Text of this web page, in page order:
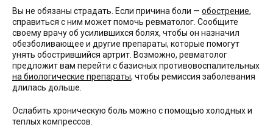
Вы не обязаны страдать. Если причина боли — обострение,
справиться с ним может помочь ревматолог. Сообщите
своему врачу об усилившихся болях, чтобы он назначил
обезболивающее и другие препараты, которые помогут
унять обострившийся артрит. Возможно, ревматолог
предложит вам перейти с базисных противовоспалительных
на биологические препараты, чтобы ремиссия заболевания
длилась дольше.
Ослабить хроническую боль можно с помощью холодных и
теплых компрессов.